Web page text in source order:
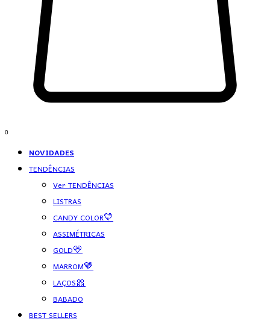
0
NOVIDADES
TENDÊNCIAS
Ver TENDÊNCIAS
LISTRAS
CANDY COLOR💛
ASSIMÉTRICAS
GOLD💛
MARROM🤎
LAÇOS🎀
BABADO
BEST SELLERS